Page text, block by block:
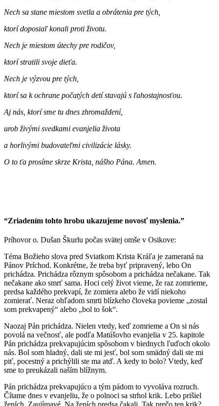
Nech sa stane miestom svetla a obrátenia pre tých,
ktorí doposiaľ konali proti životu.
Nech je miestom útechy pre rodičov,
ktorí stratili svoje dieťa.
Nech je výzvou pre tých,
ktorí sa k ochrane počatých detí stavajú s ľahostajnosťou.
Aj nás, ktorí sme tu dnes zhromaždení,
urob živými svedkami evanjelia života
a horlivými budovateľmi civilizácie lásky.
O to ťa prosíme skrze Krista, nášho Pána. Amen.
“Zriadením tohto hrobu ukazujeme novosť myslenia.”
Príhovor o. Dušan Škurlu počas svätej omše v Osikove:
Téma Božieho slova pred Sviatkom Krista Kráľa je zameraná na
Pánov Príchod. Konkrétne, že treba byť pripravený, lebo On
prichádza. Prichádza rôznym spôsobom a prichádza nečakane. Tak
nečakane ako smrť sama. Hoci celý život vieme, že raz zomrieme,
predsa každého prekvapí, že zomiera alebo že vidí niekoho
zomierať. Neraz ohľadom smrti blízkeho človeka povieme „zostal
som prekvapený“ alebo „bol to šok“.
Naozaj Pán prichádza. Nielen vtedy, keď zomrieme a On si nás
povolá na večnosť, ale podľa Matúšovho evanjelia v 25. kapitole
Pán prichádza prekvapujúcim spôsobom v biednych ľuďoch okolo
nás. Bol som hladný, dali ste mi jesť, bol som smädný dali ste mi
piť, pocestný a prichýlili ste ma atď. A kedy to bolo? Vtedy, keď
sme to preukázali naším blížnym.
Pán prichádza prekvapujúco a tým pádom to vyvoláva rozruch.
Čítame dnes v evanjeliu, že o polnoci sa strhol krik. Lebo prišiel